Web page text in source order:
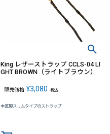
King レザーストラップ CCLS-04 LI
GHT BROWN（ライトブラウン）
販売価格 ¥3,080 税込
本革製スリムタイプのストラップ